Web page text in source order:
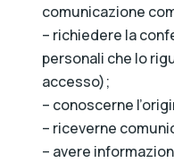
comunicazione
– richiedere la
personali che lo
accesso);
– conoscerne
– riceverne
– avere